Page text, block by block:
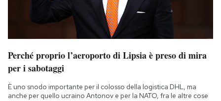
Perché proprio l’aeroporto di Lipsia è preso di mira
per i sabotaggi
È uno snodo importante per il colosso della logistica DHL, ma
anche per quello ucraino Antonov e per la NATO, fra le altre cose